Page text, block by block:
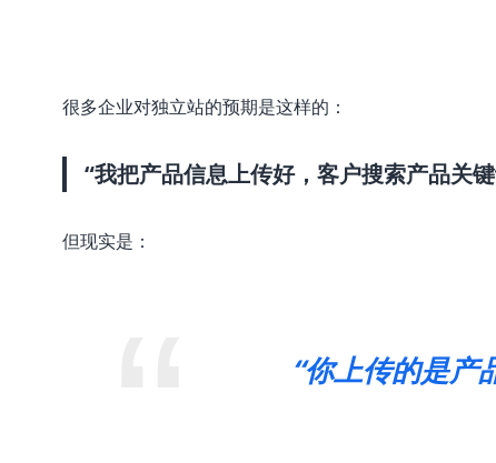
很多企业对独立站的预期是这样的：
“我把产品信息上传好，客户搜索产品关
但现实是：
“你上传的是产